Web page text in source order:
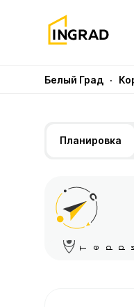
Белый Град ·
Планировка